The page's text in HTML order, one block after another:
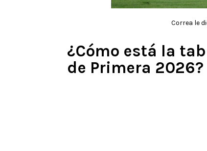
Correa le
¿Cómo está la
de Primera 2026?